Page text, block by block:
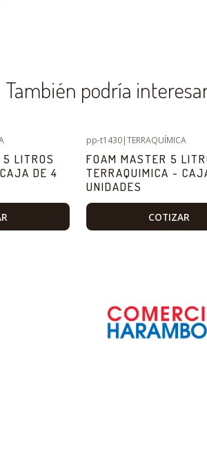
También podría
LITROS
DE 4
pp-t1430|TERRAQUÍMICA
FOAM MASTER 5
TERRAQUIMICA -
UNIDADES
COTIZAR